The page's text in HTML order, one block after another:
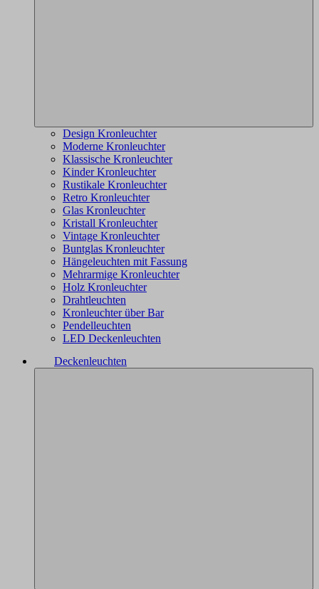
Design Kronleuchter
Moderne Kronleuchter
Klassische Kronleuchter
Kinder Kronleuchter
Rustikale Kronleuchter
Retro Kronleuchter
Glas Kronleuchter
Kristall Kronleuchter
Vintage Kronleuchter
Buntglas Kronleuchter
Hängeleuchten mit Fassung
Mehrarmige Kronleuchter
Holz Kronleuchter
Drahtleuchten
Kronleuchter über Bar
Pendelleuchten
LED Deckenleuchten
Deckenleuchten